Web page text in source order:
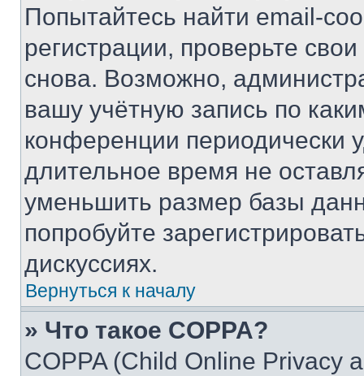
Попытайтесь найти email-
регистрации, проверьте
снова. Возможно,
вашу учётную запись по
конференции периодически
длительное время не
уменьшить размер базы
попробуйте
дискуссиях.
Вернуться к началу
» Что такое COPPA?
COPPA (Child Online Privacy